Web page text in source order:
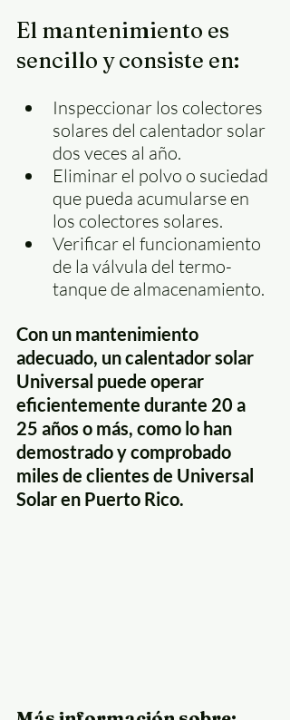
El mantenimiento es
sencillo y consiste en:
Inspeccionar los colectores
solares del calentador solar
dos veces al año.
Eliminar el polvo o suciedad
que pueda acumularse en
los colectores solares.
Verificar el funcionamiento
de la válvula del termo-
tanque de almacenamiento.
Con un mantenimiento
adecuado, un calentador solar
Universal puede operar
eficientemente durante 20 a
25 años o más, como lo han
demostrado y comprobado
miles de clientes de Universal
Solar en Puerto Rico.